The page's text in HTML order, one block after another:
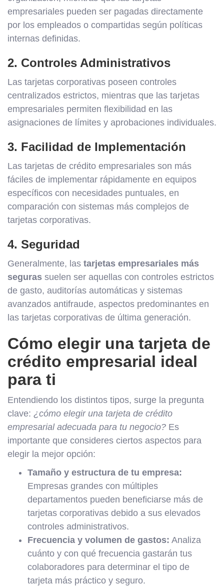
empresariales pueden ser pagadas directamente
por los empleados o compartidas según políticas
internas definidas.
2. Controles Administrativos
Las tarjetas corporativas poseen controles
centralizados estrictos, mientras que las tarjetas
empresariales permiten flexibilidad en las
asignaciones de límites y aprobaciones individuales.
3. Facilidad de Implementación
Las tarjetas de crédito empresariales son más
fáciles de implementar rápidamente en equipos
específicos con necesidades puntuales, en
comparación con sistemas más complejos de
tarjetas corporativas.
4. Seguridad
Generalmente, las tarjetas empresariales más
seguras suelen ser aquellas con controles estrictos
de gasto, auditorías automáticas y sistemas
avanzados antifraude, aspectos predominantes en
las tarjetas corporativas de última generación.
Cómo elegir una tarjeta de
crédito empresarial ideal
para ti
Entendiendo los distintos tipos, surge la pregunta
clave: ¿cómo elegir una tarjeta de crédito
empresarial adecuada para tu negocio? Es
importante que consideres ciertos aspectos para
elegir la mejor opción:
Tamaño y estructura de tu empresa:
Empresas grandes con múltiples
departamentos pueden beneficiarse más de
tarjetas corporativas debido a sus elevados
controles administrativos.
Frecuencia y volumen de gastos: Analiza
cuánto y con qué frecuencia gastarán tus
colaboradores para determinar el tipo de
tarjeta más práctico y seguro.